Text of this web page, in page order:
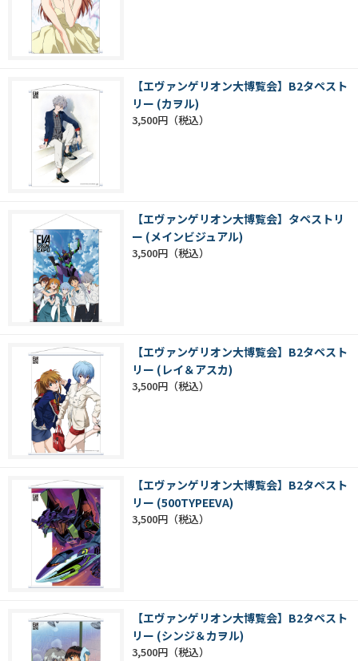
【エヴァンゲリオン大博覧会】B2タペスト
リー (カヲル)
3,500円
【エヴァンゲリオン大博覧会】タペストリ
ー (メインビジュアル)
3,500円
【エヴァンゲリオン大博覧会】B2タペスト
リー (レイ＆アスカ)
3,500円
【エヴァンゲリオン大博覧会】B2タペスト
リー (500TYPEEVA)
3,500円
【エヴァンゲリオン大博覧会】B2タペスト
リー (シンジ＆カヲル)
3,500円